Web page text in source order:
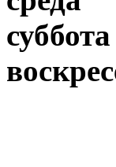
суббота